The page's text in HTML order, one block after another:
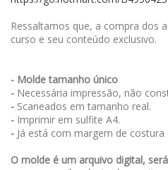
Ressaltamos que, a compra dos
curso e seu conteúdo exclusivo.
- Molde tamanho único
- Necessária impressão, não
- Scaneados em tamanho real.
- Imprimir em sulfite A4.
- Já está com margem de
O molde é um arquivo digital,